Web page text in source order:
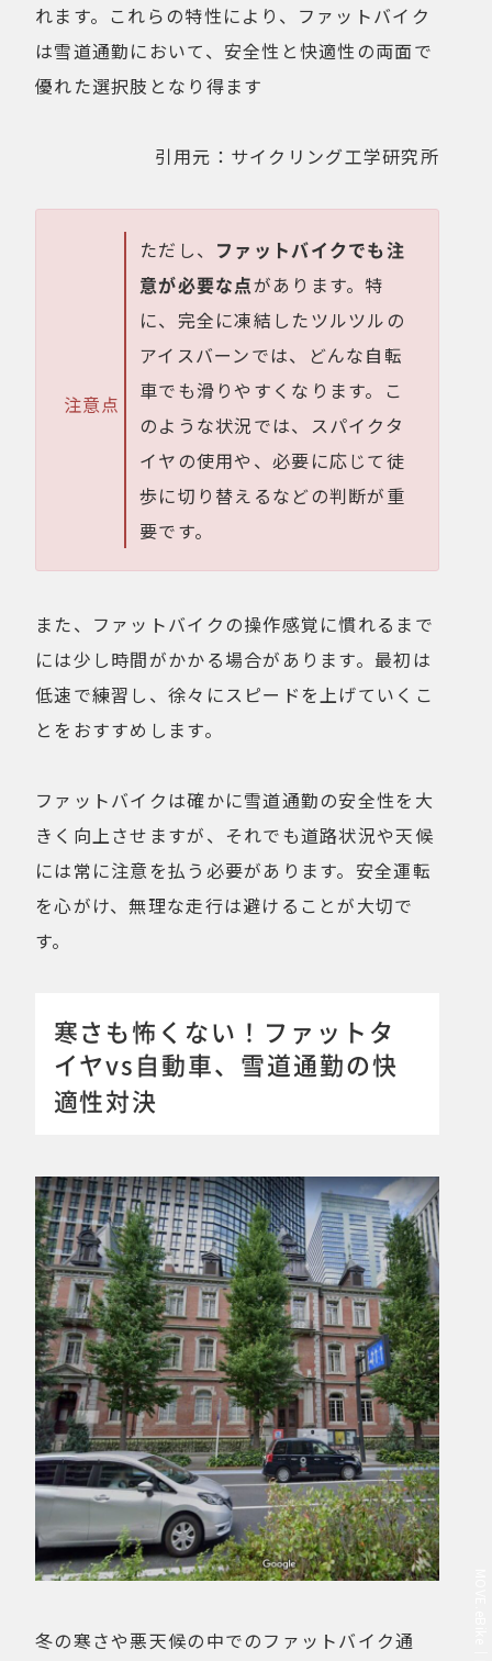
れます。これらの特性により、ファットバイク
は雪道通勤において、安全性と快適性の両面で
優れた選択肢となり得ます
引用元：サイクリング工学研究所
注意点
ただし、 ファットバイクでも注
意が必要な点があります。特
に、完全に凍結したツルツルの
アイスバーンでは、どんな自転
車でも滑りやすくなります。こ
のような状況では、スパイクタ
イヤの使用や、必要に応じて徒
歩に切り替えるなどの判断が重
要です。
また、ファットバイクの操作感覚に慣れるまで
には少し時間がかかる場合があります。最初は
低速で練習し、徐々にスピードを上げていくこ
とをおすすめします。
ファットバイクは確かに雪道通勤の安全性を大
きく向上させますが、それでも道路状況や天候
には常に注意を払う必要があります。安全運転
を心がけ、無理な走行は避けることが大切で
す。
寒さも怖くない！ファットタ
イヤvs自動車、雪道通勤の快
適性対決
冬の寒さや悪天候の中でのファットバイク通